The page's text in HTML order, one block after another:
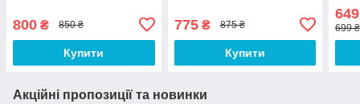
2R8 CL11
(M471B1G73EB0-YK0) Б/В
800 ₴ 850 ₴
Купити
CL11 (M471B1G73BH0-
YK0) Б/В
775₴ 875 ₴
Купити
649
699
Акційні пропозиції та новинки